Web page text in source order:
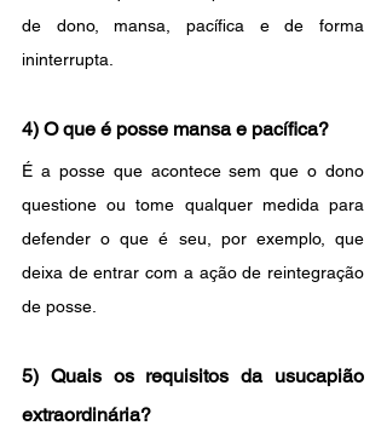
de dono, mansa, pacífica e de forma
ininterrupta.
4) O que é posse mansa e pacífica?
É a posse que acontece sem que o dono
questione ou tome qualquer medida para
defender o que é seu, por exemplo, que
deixa de entrar com a ação de reintegração
de posse.
5) Quais os requisitos da usucapião
extraordinária?